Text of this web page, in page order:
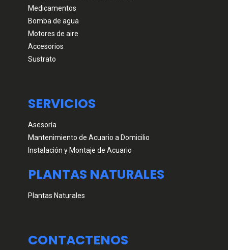
Medicamentos
Bomba de agua
Motores de aire
Accesorios
Sustrato
SERVICIOS
Asesoría
Mantenimiento de Acuario a Domicilio
Instalación y Montaje de Acuario
PLANTAS NATURALES
Plantas Naturales
CONTACTENOS